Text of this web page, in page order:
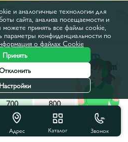
700 800
900
1300 1400
1600
Адрес Каталог Звонок
и аналогичные технологии для
сайта, анализа посещаемости и
принять все файлы cookie,
параметры конфиденциальности по
о файлах Cookie
Принять
Настройки